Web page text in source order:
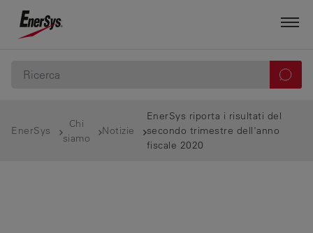
EnerSys
Chi
siamo
Notizie
EnerSys riporta i risultati del
secondo trimestre dell'anno
fiscale 2020